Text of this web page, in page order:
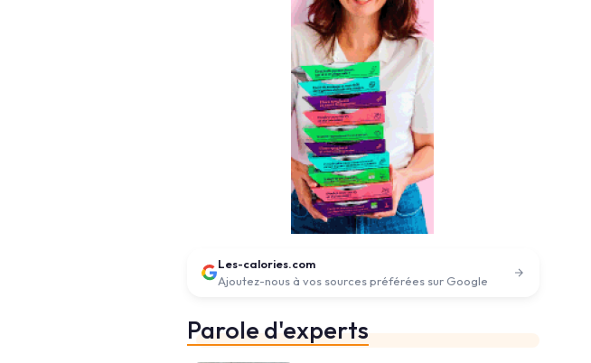
Les-calories.com
Ajoutez-nous à vos sources préférées sur Google
Parole d'experts